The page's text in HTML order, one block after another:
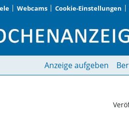
Webcams Cookie-Einstellungen
·Anzeige aufgeben